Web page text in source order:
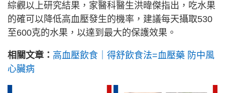
綜觀以上研究結果，家醫科醫生洪暐傑指出，吃水果
的確可以降低高血壓發生的機率，建議每天攝取530
至600克的水果，以達到最大的保護效果。
相關文章： 高血壓飲食｜得舒飲食法=血壓藥 防中風
心臟病